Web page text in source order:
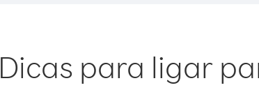
Dicas para ligar